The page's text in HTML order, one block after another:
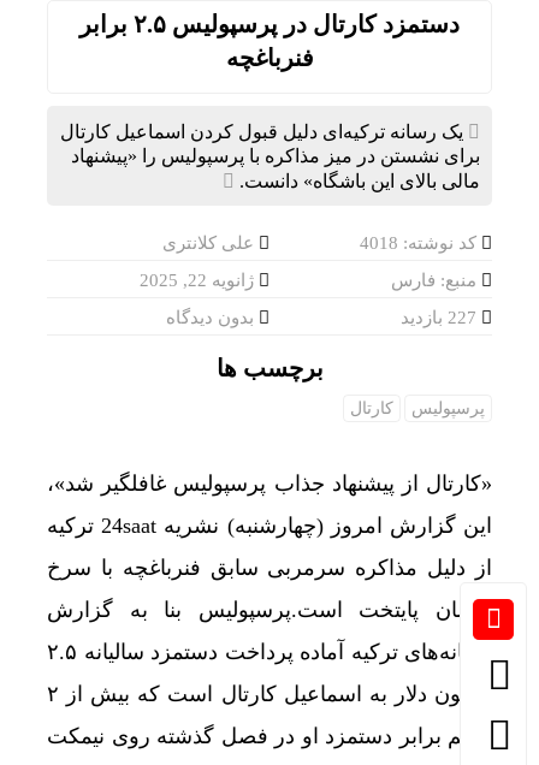
دستمزد کارتال در پرسپولیس ۲.۵ برابر
فنرباغچه
یک رسانه ترکیه‌ای دلیل قبول کردن اسماعیل کارتال
برای نشستن در میز مذاکره با پرسپولیس را «پیشنهاد
مالی بالای این باشگاه» دانست.
کد نوشته: 4018
علی کلانتری
منبع: فارس
ژانویه 22, 2025
بدون دیدگاه
برچسب ها
پرسپولیس کارتال
«کارتال از پیشنهاد جذاب پرسپولیس غافلگیر شد»،
این گزارش امروز (چهارشنبه) نشریه 24saat ترکیه
از دلیل مذاکره سرمربی سابق فنرباغچه با سرخ
پوشان پایتخت است.پرسپولیس بنا به گزارش
رسانه‌های ترکیه آماده پرداخت دستمزد سالیانه ۲.۵
میلیون دلار به اسماعیل کارتال است که بیش از ۲
و نیم برابر دستمزد او در فصل گذشته روی نیمکت